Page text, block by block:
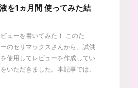
を1ヵ月間 使ってみた結
ューを書いてみた！ このた
のセリマックスさんから、試供
使用してレビューを作成してい
いただきました。本記事では、